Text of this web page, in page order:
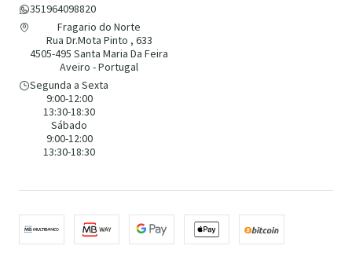
351964098820
Fragario do Norte
Rua Dr.Mota Pinto , 633
4505-495 Santa Maria Da Feira
Aveiro - Portugal
Segunda a Sexta
9:00-12:00
13:30-18:30
Sábado
9:00-12:00
13:30-18:30